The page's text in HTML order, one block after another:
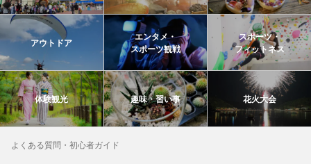
アウトドア
エンタメ・
スポーツ観戦
スポーツ・
フィットネス
体験観光 趣味・習い事 花火大会
よくある質問・初心者ガイド